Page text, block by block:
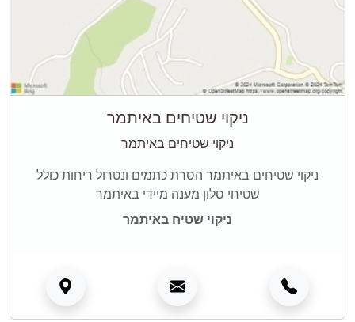
ניקוי שטיחים באיתמר
ניקוי שטיחים באיתמר
ניקוי שטיחים באיתמר הסרת כתמים ונטרול ריחות כולל
שטיחי סלון מענה מיידי באיתמר
ניקוי שטיח באיתמר